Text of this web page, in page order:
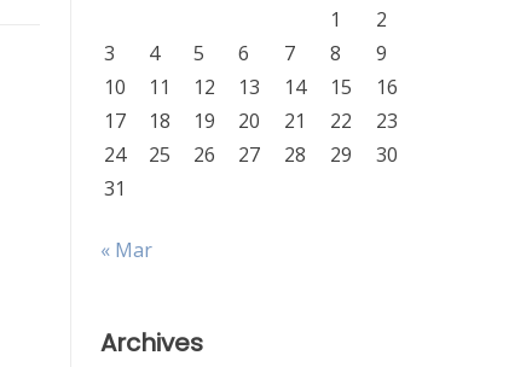
1
2
3
4 5 6 7 8
9
10
11 12 13 14 15
16
17
18 19 20 21 22
23
24
25 26 27 28 29
30
31
« Mar
Archives